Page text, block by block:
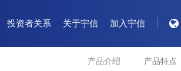
投资者关系 关于宇信 加入宇信
产品介绍 产品特点